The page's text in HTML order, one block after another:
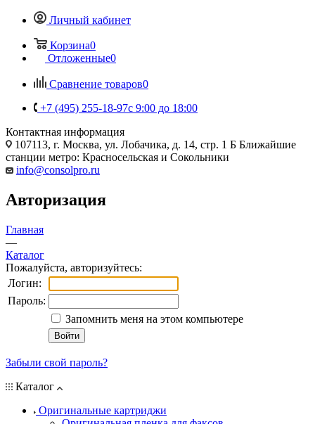
Личный кабинет
Корзина0
Отложенные0
Сравнение товаров0
+7 (495) 255-18-97с 9:00 до 18:00
Контактная информация
107113, г. Москва, ул. Лобачика, д. 14, стр. 1 Б Ближайшие
станции метро: Красносельская и Сокольники
info@consolpro.ru
Авторизация
Главная
—
Каталог
Пожалуйста, авторизуйтесь:
Логин:
Пароль:
Запомнить меня на этом компьютере
Забыли свой пароль?
Каталог
Оригинальные картриджи